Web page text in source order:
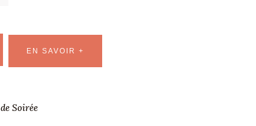
EN SAVOIR +
Soirée